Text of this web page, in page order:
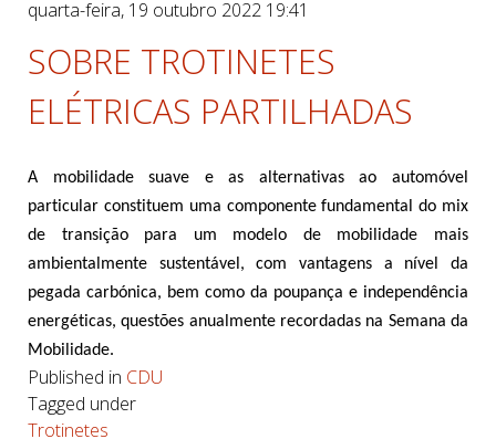
quarta-feira, 19 outubro 2022 19:41
SOBRE TROTINETES
ELÉTRICAS PARTILHADAS
A mobilidade suave e as alternativas ao automóvel
particular constituem uma componente fundamental do mix
de transição para um modelo de mobilidade mais
ambientalmente sustentável, com vantagens a nível da
pegada carbónica, bem como da poupança e independência
energéticas, questões anualmente recordadas na Semana da
Mobilidade.
Published in CDU
Tagged under
Trotinetes